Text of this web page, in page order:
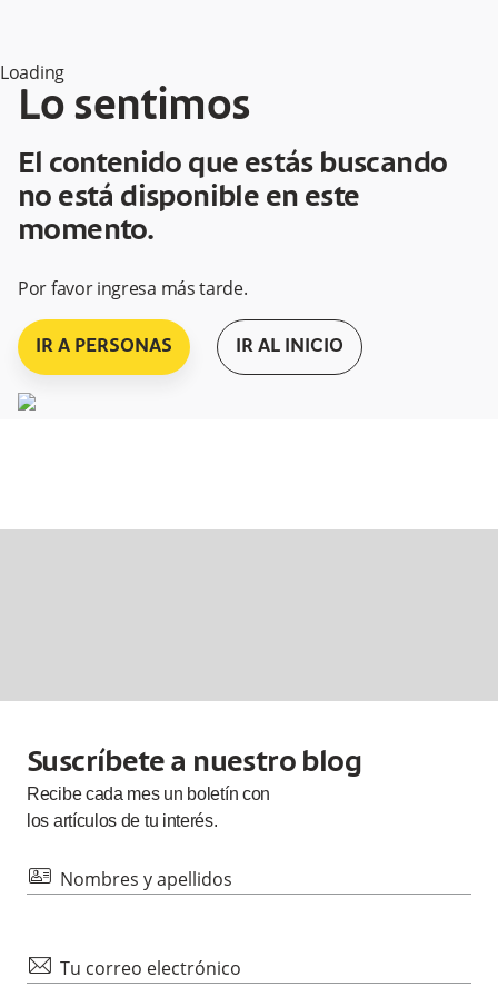
Loading
Lo sentimos
El contenido que estás buscando
no está disponible en este
momento.
Por favor ingresa más tarde.
IR A PERSONAS IR AL INICIO
Suscríbete a nuestro blog
Recibe cada mesun boletín con
los artículos de tu interés.
id Nombres y apellidos
mail Tu correo electrónico